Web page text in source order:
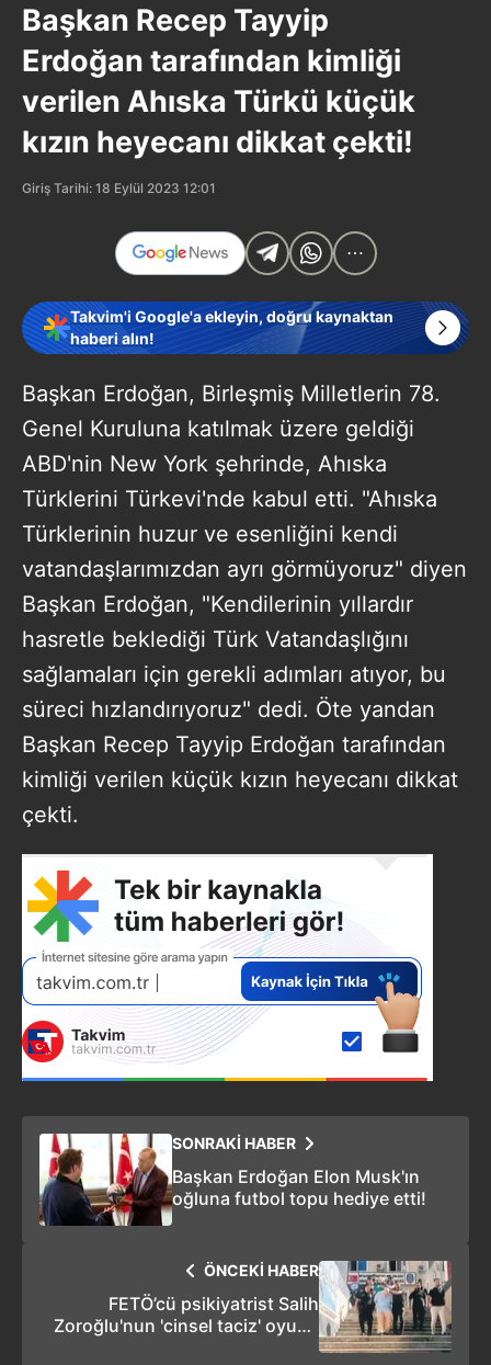
Başkan Recep Tayyip
Erdoğan tarafından kimliği
verilen Ahıska Türkü küçük
kızın heyecanı dikkat çekti!
Giriş Tarihi: 18 Eylül 2023 12:01
Takvim'i Google'a ekleyin, doğru kaynaktan
haberi alın!
Başkan Erdoğan, Birleşmiş Milletlerin 78.
Genel Kuruluna katılmak üzere geldiği
ABD'nin New York şehrinde, Ahıska
Türklerini Türkevi'nde kabul etti. "Ahıska
Türklerinin huzur ve esenliğini kendi
vatandaşlarımızdan ayrı görmüyoruz" diyen
Başkan Erdoğan, "Kendilerinin yıllardır
hasretle beklediği Türk Vatandaşlığını
sağlamaları için gerekli adımları atıyor, bu
süreci hızlandırıyoruz" dedi. Öte yandan
Başkan Recep Tayyip Erdoğan tarafından
kimliği verilen küçük kızın heyecanı dikkat
çekti.
SONRAKİ HABER
Başkan Erdoğan Elon Musk'ın
oğluna futbol topu hediye etti!
ÖNCEKİ HABER
FETÖ’cü psikiyatrist Salih
Zoroğlu'nun 'cinsel taciz' oyunu